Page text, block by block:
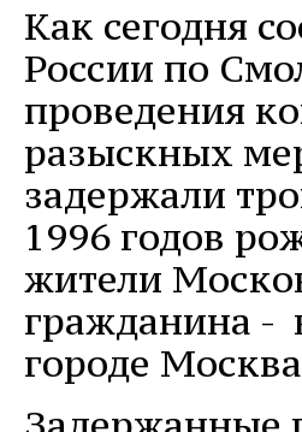
Как сегодня
России по
проведения
разыскных
задержали
1996 годов
жители
гражданина -
городе